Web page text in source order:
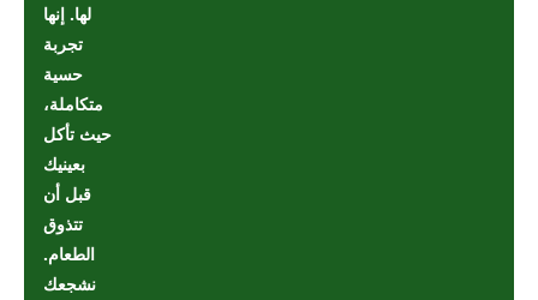
لها. إنها
تجربة
حسية
متكاملة،
حيث تأكل
بعينيك
قبل أن
تتذوق
الطعام.
نشجعك